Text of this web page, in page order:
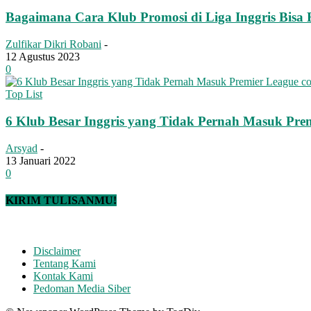
Bagaimana Cara Klub Promosi di Liga Inggris Bisa
Zulfikar Dikri Robani -
12 Agustus 2023
0
Top List
6 Klub Besar Inggris yang Tidak Pernah Masuk
Arsyad -
13 Januari 2022
0
KIRIM TULISANMU!
Disclaimer
Tentang Kami
Kontak Kami
Pedoman Media Siber